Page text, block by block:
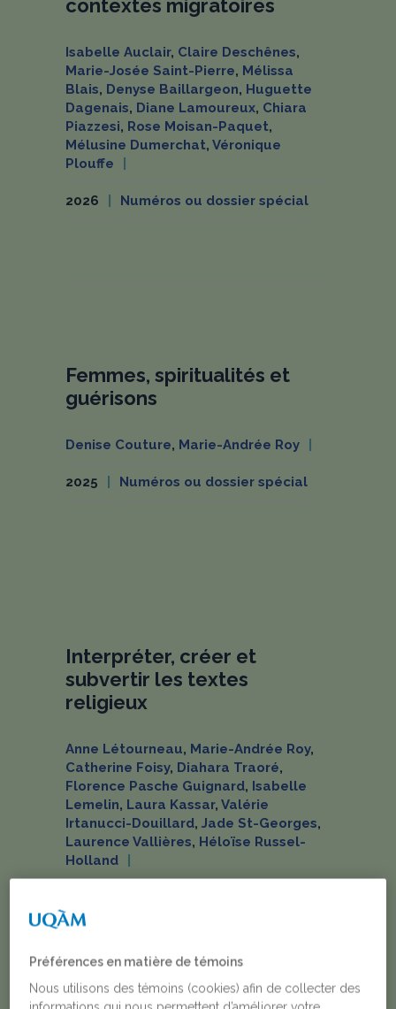
contextes migratoires
Isabelle Auclair, Claire Deschênes,
Marie-Josée Saint-Pierre, Mélissa
Blais, Denyse Baillargeon, Huguette
Dagenais, Diane Lamoureux, Chiara
Piazzesi, Rose Moisan-Paquet,
Mélusine Dumerchat, Véronique
Plouffe
2026 Numéros ou dossier spécial
Femmes, spiritualités et
guérisons
Denise Couture, Marie-Andrée Roy
2025 Numéros ou dossier spécial
Interpréter, créer et
subvertir les textes
religieux
Anne Létourneau, Marie-Andrée Roy,
Catherine Foisy, Diahara Traoré,
Florence Pasche Guignard, Isabelle
Lemelin, Laura Kassar, Valérie
Irtanucci-Douillard, Jade St-Georges,
Laurence Vallières, Héloïse Russel-
Holland
Valérie Irtanucci-Douillard (sciences des
religions, UQAM), Anne Létourneau
Préférences en matière de témoins
Nous utilisons des témoins (cookies) afin de collecter des